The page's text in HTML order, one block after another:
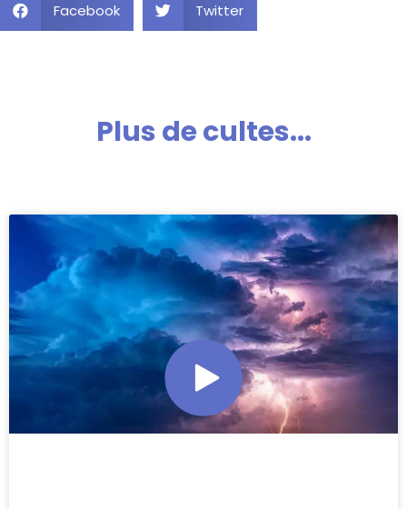
Facebook Twitter
Plus de cultes...